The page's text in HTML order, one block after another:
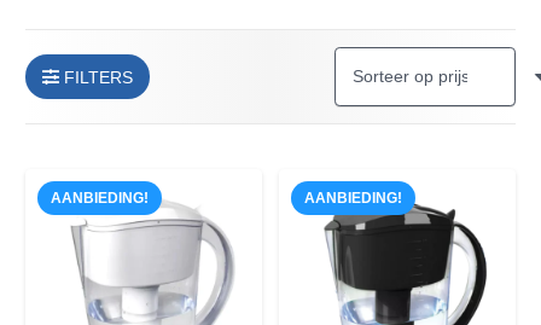
FILTERS
AANBIEDING! AANBIEDING!